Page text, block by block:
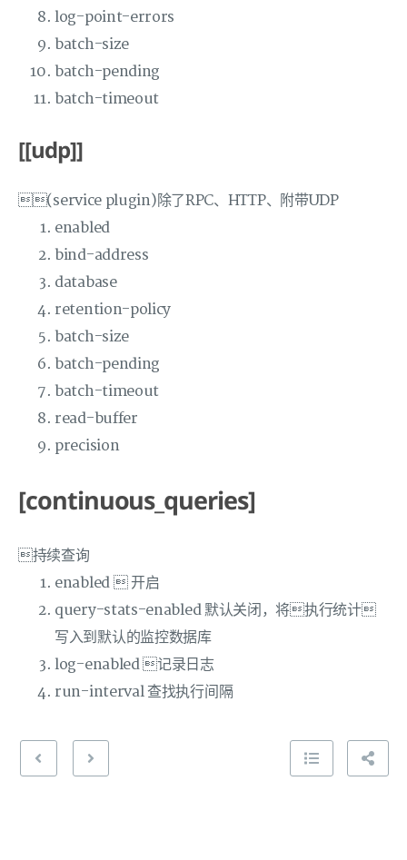
log-point-errors
batch-size
batch-pending
batch-timeout
[[udp]]
(service plugin)除了RPC、HTTP、附带UDP
enabled
bind-address
database
retention-policy
batch-size
batch-pending
batch-timeout
read-buffer
precision
[continuous_queries]
持续查询
enabled  开启
query-stats-enabled 默认关闭，将执行统计
写入到默认的监控数据库
log-enabled 记录日志
run-interval 查找执行间隔